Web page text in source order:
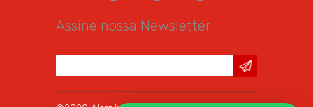
Assine nossa Newsletter